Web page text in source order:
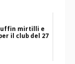
mirtilli e
il club del 27